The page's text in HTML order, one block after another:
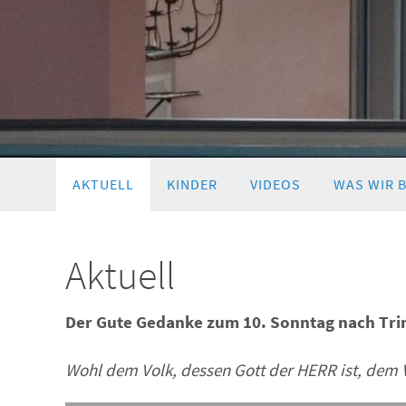
AKTUELL KINDER VIDEOS WAS WIR
Aktuell
Der Gute Gedanke zum 10. Sonntag nach
Wohl dem Volk, dessen Gott der HERR ist,